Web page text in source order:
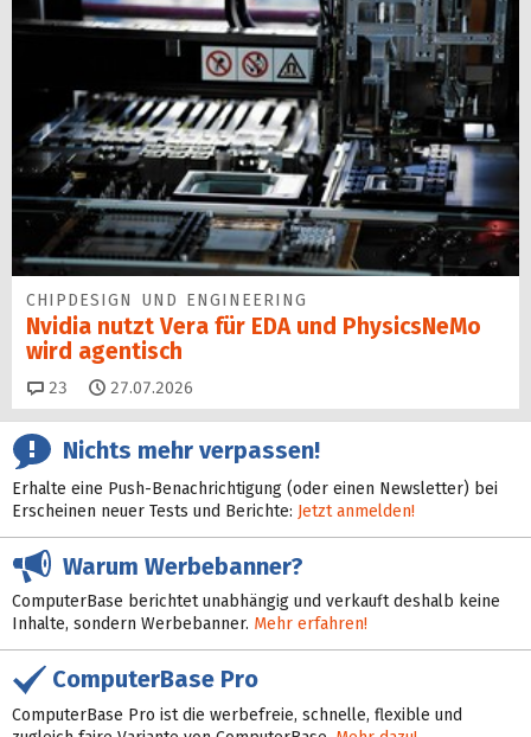
CHIPDESIGN UND ENGINEERING
Nvidia nutzt Vera für EDA und PhysicsNeMo
wird agentisch
23 Kommentare
27.07.2026
Nichts mehr verpassen!
Erhalte eine Push-Benachrichtigung (oder einen Newsletter) bei
Erscheinen neuer Tests und Berichte: Jetzt anmelden!
Warum Werbebanner?
ComputerBase berichtet unabhängig und verkauft deshalb keine
Inhalte, sondern Werbebanner. Mehr erfahren!
ComputerBase Pro
ComputerBase Pro ist die werbefreie, schnelle, flexible und